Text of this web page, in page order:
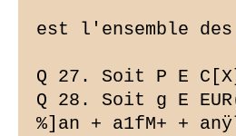
est l'ensemble
Q 27. Soit P E
Q 28. Soit g E
%]an + a1fM+ +